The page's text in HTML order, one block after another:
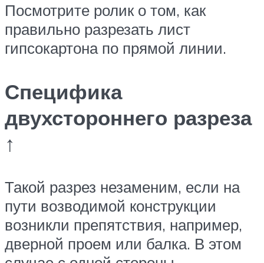
Посмотрите ролик о том, как
правильно разрезать лист
гипсокартона по прямой линии.
Специфика
двухстороннего разреза
↑
Такой разрез незаменим, если на
пути возводимой конструкции
возникли препятствия, например,
дверной проем или балка. В этом